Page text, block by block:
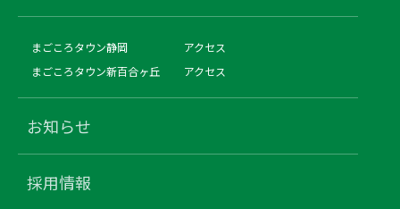
まごころタウン静岡
アクセス
まごころタウン新百合ヶ丘
アクセス
お知らせ
採用情報